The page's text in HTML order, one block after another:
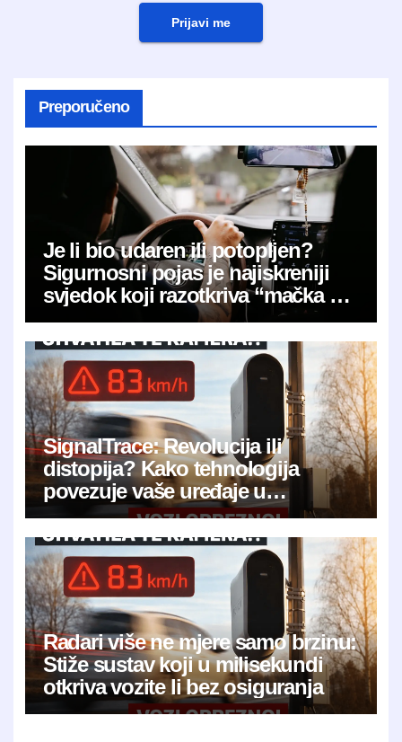
Prijavi me
Preporučeno
Je li bio udaren ili potopljen?
Sigurnosni pojas je najiskreniji
svjedok koji razotkriva “mačka u
vreći”
SignalTrace: Revolucija ili
distopija? Kako tehnologija
povezuje vaše uređaje u
jedinstveni digitalni otisak
Radari više ne mjere samo brzinu:
Stiže sustav koji u milisekundi
otkriva vozite li bez osiguranja